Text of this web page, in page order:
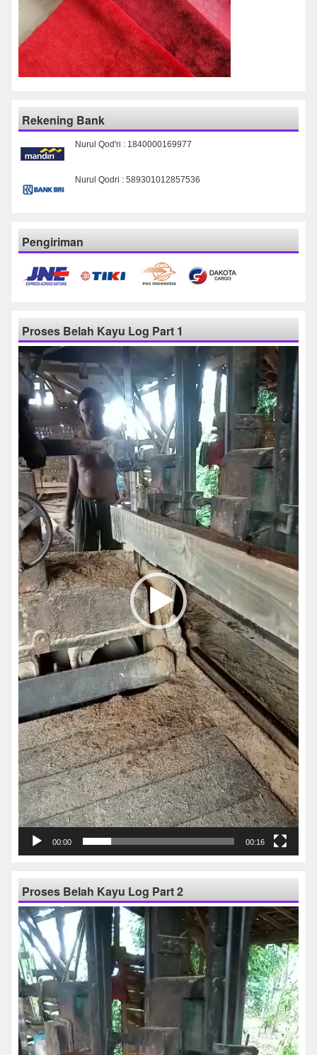
Rekening Bank
Nurul Qod'ri : 1840000169977
Nurul Qodri : 589301012857536
Pengiriman
Proses Belah Kayu Log Part 1
Pemutar
Video
00:00 00:16
Proses Belah Kayu Log Part 2
Pemutar
Video